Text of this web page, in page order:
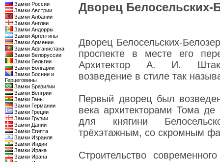
Замки России
Замки Австрии
Замки Албании
Замки Англии
Замки Андорры
Замки Аргентины
Замки Армении
Замки Афганистана
Замки Белоруссии
Замки Бельгии
Замки Болгарии
Замки Боснии и
Герцеговины
Замки Бразилии
Замки Венгрии
Замки Ганы
Замки Германии
Замки Греции
Замки Грузии
Замки Дании
Замки Египта
Замки Израиля
Замки Индии
Замки Ирака
Замки Ирана
Дворец Белосельских-
Дворец Белосельских-
проспекте в месте его
Архитектор А. И.
возведение в стиле так
Первый дворец был
века архитекторами Тома
для княгини
трёхэтажным, со скромным
Строительство